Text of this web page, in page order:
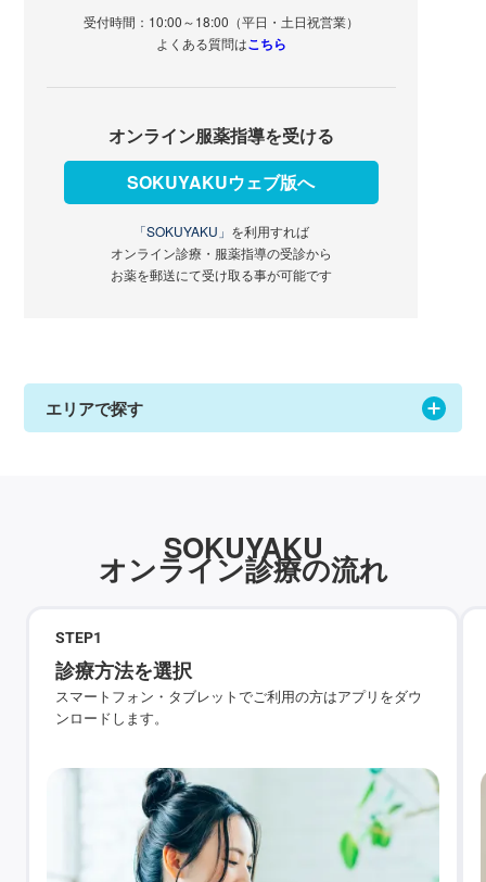
受付時間：10:00～18:00（平日・土日祝営業）
よくある質問はこちら
オンライン服薬指導を受ける
SOKUYAKUウェブ版へ
「SOKUYAKU」 を利用すれば
オンライン診療・服薬指導の受診から
お薬を郵送にて受け取る事が可能です
エリアで探す
SOKUYAKU
オンライン診療の流れ
STEP1
診療方法を選択
スマートフォン・タブレットでご利用の方はアプリをダウ
ンロードします。